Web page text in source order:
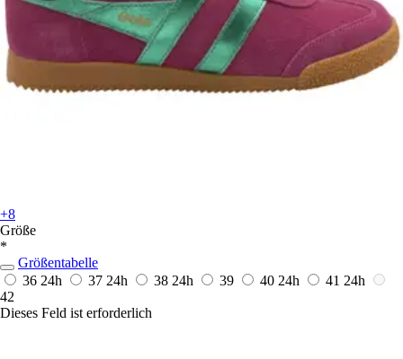
+8
Größe
*
Größentabelle
36 24h 37 24h 38 24h 39 40 24h 41 24h
42
Dieses Feld ist erforderlich